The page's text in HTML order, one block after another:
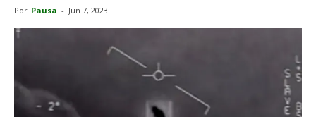
Por Pausa - Jun 7, 2023